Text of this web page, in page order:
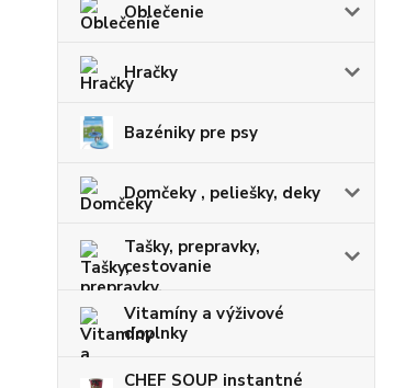
Oblečenie
Hračky
Bazéniky pre psy
Domčeky , peliešky, deky
Tašky, prepravky,
cestovanie
Vitamíny a výživové
doplnky
CHEF SOUP instantné